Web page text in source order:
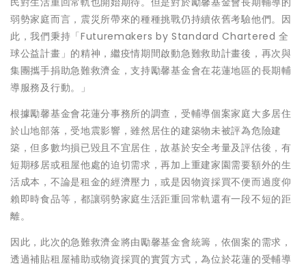
弱勢家庭而言，震災所帶來的種種挑戰仍持續依舊考驗他們。因
此，我們秉持「Futuremakers by Standard Chartered 全
球公益計畫」的精神，繼疫情期間啟動急難救助計畫後，再次與
集團攜手捐助急難救濟金，支持勵馨基金會在花蓮地區的長期輔
導服務及行動。」
根據勵馨基金會花蓮分事務所的調查，受輔導個案家庭大多居住
於山地部落，受地震影響，雖然居住的建築物未被評為危險建
築，但多數均損已毀且不宜居住，故基於安全考量及評估後，有
短期移居或租屋他處的迫切需求，再加上重建家園需要額外的生
活成本，不論是租金的經濟壓力，或是因物資採買不便而過度仰
賴即時食品等，都讓弱勢家庭生活距重回常軌還有一段不短的距
離。
因此，此次的急難救濟金將由勵馨基金會統籌，依個案的需求，
透過補貼租屋補助或物資採買的實質方式，為位於花蓮的受輔導